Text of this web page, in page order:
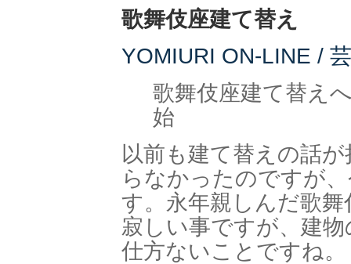
歌舞伎座建て替え
YOMIURI ON-LINE /
歌舞伎座建て替え
始
以前も建て替えの話
らなかったのですが
す。永年親しんだ歌
寂しい事ですが、建
仕方ないことですね。